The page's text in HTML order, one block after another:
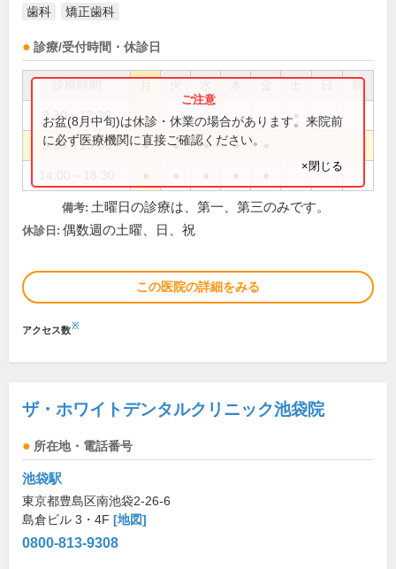
歯科 矯正歯科
診療/受付時間・休診日
祝
9:30～12:30
9:30～13:00 ● ● ● ●
お盆(8月中旬)は休診・休業の場合があります。来院前
に必ず医療機関に直接ご確認ください。
×閉じる
備考: 土曜日の診療は、第一、第三のみです。
休診日: 偶数週の土曜、日、祝
この医院の詳細をみる
アクセス数※
ザ・ホワイトデンタルクリニック池袋院
所在地・電話番号
池袋駅
東京都豊島区南池袋2-26-6
島倉ビル 3・4F [地図]
0800-813-9308